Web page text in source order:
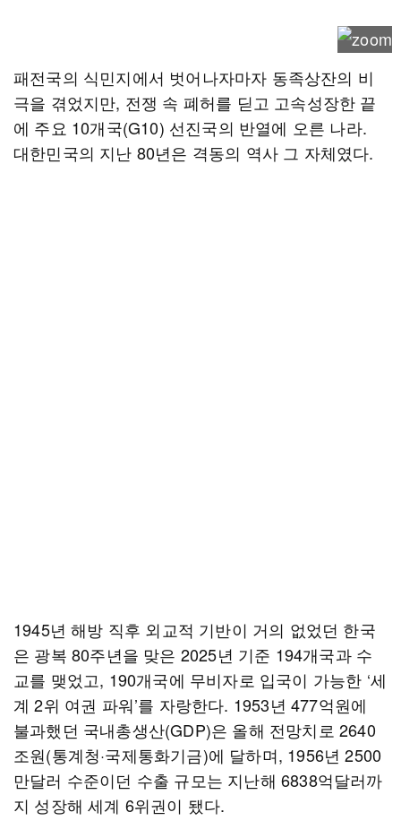
패전국의 식민지에서 벗어나자마자 동족상잔의 비
극을 겪었지만, 전쟁 속 폐허를 딛고 고속성장한 끝
에 주요 10개국(G10) 선진국의 반열에 오른 나라.
대한민국의 지난 80년은 격동의 역사 그 자체였다.
1945년 해방 직후 외교적 기반이 거의 없었던 한국
은 광복 80주년을 맞은 2025년 기준 194개국과 수
교를 맺었고, 190개국에 무비자로 입국이 가능한 ‘세
계 2위 여권 파워’를 자랑한다. 1953년 477억원에
불과했던 국내총생산(GDP)은 올해 전망치로 2640
조원(통계청·국제통화기금)에 달하며, 1956년 2500
만달러 수준이던 수출 규모는 지난해 6838억달러까
지 성장해 세계 6위권이 됐다.